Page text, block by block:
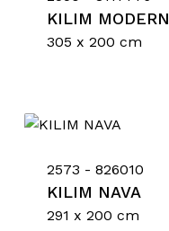
KILIM MODERN
305 x 200 cm
2573 - 826010
KILIM NAVA
291 x 200 cm